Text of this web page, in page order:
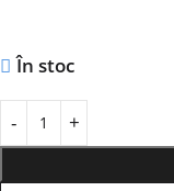
În stoc